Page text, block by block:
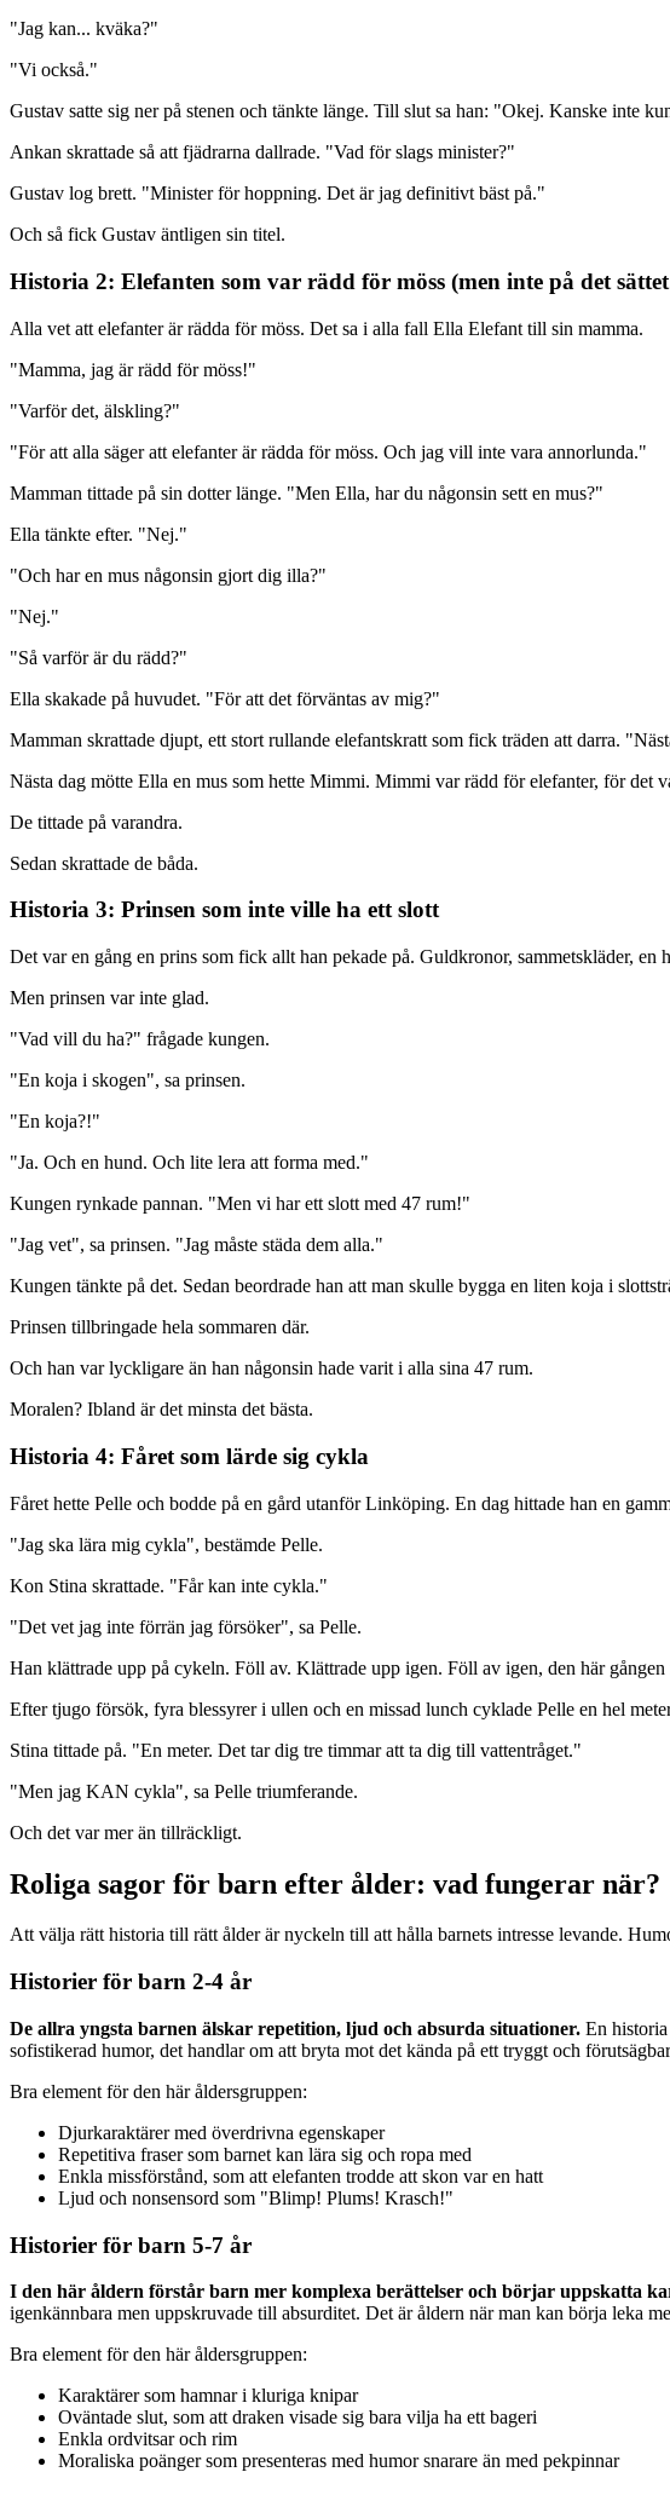
"Jag kan... kväka?"
"Vi också."
Gustav satte sig ner på stenen och tänkte länge. Till slut sa han: "Okej. Kanske inte
Ankan skrattade så att fjädrarna dallrade. "Vad för slags minister?"
Gustav log brett. "Minister för hoppning. Det är jag definitivt bäst på."
Och så fick Gustav äntligen sin titel.
Historia 2: Elefanten som var rädd för möss (men inte på det
Alla vet att elefanter är rädda för möss. Det sa i alla fall Ella Elefant till sin mamma.
"Mamma, jag är rädd för möss!"
"Varför det, älskling?"
"För att alla säger att elefanter är rädda för möss. Och jag vill inte vara annorlunda."
Mamman tittade på sin dotter länge. "Men Ella, har du någonsin sett en mus?"
Ella tänkte efter. "Nej."
"Och har en mus någonsin gjort dig illa?"
"Nej."
"Så varför är du rädd?"
Ella skakade på huvudet. "För att det förväntas av mig?"
Mamman skrattade djupt, ett stort rullande elefantskratt som fick träden att darra.
Nästa dag mötte Ella en mus som hette Mimmi. Mimmi var rädd för elefanter, för det
De tittade på varandra.
Sedan skrattade de båda.
Historia 3: Prinsen som inte ville ha ett slott
Det var en gång en prins som fick allt han pekade på. Guldkronor, sammetskläder, en
Men prinsen var inte glad.
"Vad vill du ha?" frågade kungen.
"En koja i skogen", sa prinsen.
"En koja?!"
"Ja. Och en hund. Och lite lera att forma med."
Kungen rynkade pannan. "Men vi har ett slott med 47 rum!"
"Jag vet", sa prinsen. "Jag måste städa dem alla."
Kungen tänkte på det. Sedan beordrade han att man skulle bygga en liten koja i
Prinsen tillbringade hela sommaren där.
Och han var lyckligare än han någonsin hade varit i alla sina 47 rum.
Moralen? Ibland är det minsta det bästa.
Historia 4: Fåret som lärde sig cykla
Fåret hette Pelle och bodde på en gård utanför Linköping. En dag hittade han en
"Jag ska lära mig cykla", bestämde Pelle.
Kon Stina skrattade. "Får kan inte cykla."
"Det vet jag inte förrän jag försöker", sa Pelle.
Han klättrade upp på cykeln. Föll av. Klättrade upp igen. Föll av igen, den här gången
Efter tjugo försök, fyra blessyrer i ullen och en missad lunch cyklade Pelle en hel
Stina tittade på. "En meter. Det tar dig tre timmar att ta dig till vattentråget."
"Men jag KAN cykla", sa Pelle triumferande.
Och det var mer än tillräckligt.
Roliga sagor för barn efter ålder: vad fungerar när?
Att välja rätt historia till rätt ålder är nyckeln till att hålla barnets intresse levande.
Historier för barn 2-4 år
De allra yngsta barnen älskar repetition, ljud och absurda situationer. En
sofistikerad humor, det handlar om att bryta mot det kända på ett tryggt och
Bra element för den här åldersgruppen:
Djurkaraktärer med överdrivna egenskaper
Repetitiva fraser som barnet kan lära sig och ropa med
Enkla missförstånd, som att elefanten trodde att skon var en hatt
Ljud och nonsensord som "Blimp! Plums! Krasch!"
Historier för barn 5-7 år
I den här åldern förstår barn mer komplexa berättelser och börjar uppskatta
igenkännbara men uppskruvade till absurditet. Det är åldern när man kan börja leka
Bra element för den här åldersgruppen:
Karaktärer som hamnar i kluriga knipar
Oväntade slut, som att draken visade sig bara vilja ha ett bageri
Enkla ordvitsar och rim
Moraliska poänger som presenteras med humor snarare än med pekpinnar